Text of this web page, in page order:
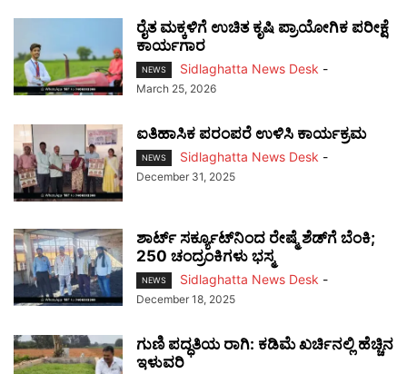
ರೈತ ಮಕ್ಕಳಿಗೆ ಉಚಿತ ಕೃಷಿ ಪ್ರಾಯೋಗಿಕ ಪರೀಕ್ಷೆ
ಕಾರ್ಯಗಾರ
NEWS Sidlaghatta News Desk -
March 25, 2026
ಐತಿಹಾಸಿಕ ಪರಂಪರೆ ಉಳಿಸಿ ಕಾರ್ಯಕ್ರಮ
NEWS Sidlaghatta News Desk -
December 31, 2025
ಶಾರ್ಟ್ ಸರ್ಕ್ಯೂಟ್‌ನಿಂದ ರೇಷ್ಮೆ ಶೆಡ್‌ಗೆ ಬೆಂಕಿ;
250 ಚಂದ್ರಂಕಿಗಳು ಭಸ್ಮ
NEWS Sidlaghatta News Desk -
December 18, 2025
ಗುಣಿ ಪದ್ಧತಿಯ ರಾಗಿ: ಕಡಿಮೆ ಖರ್ಚಿನಲ್ಲಿ ಹೆಚ್ಚಿನ
ಇಳುವರಿ